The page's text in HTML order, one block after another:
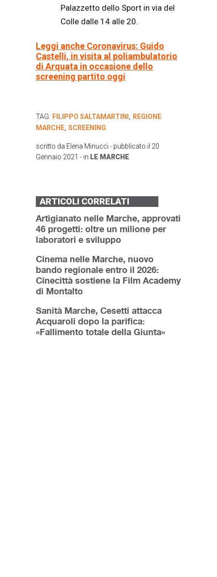
Palazzetto dello Sport in via del
Colle dalle 14 alle 20.
Leggi anche Coronavirus: Guido
Castelli, in visita al poliambulatorio
di Arquata in occasione dello
screening partito oggi
TAG: FILIPPO SALTAMARTINI , REGIONE
MARCHE, SCREENING
scritto da Elena Minucci - pubblicato il 20
Gennaio 2021 - in LE MARCHE
ARTICOLI CORRELATI
Artigianato nelle Marche, approvati
46 progetti: oltre un milione per
laboratori e sviluppo
Cinema nelle Marche, nuovo
bando regionale entro il 2026:
Cinecittà sostiene la Film Academy
di Montalto
Sanità Marche, Cesetti attacca
Acquaroli dopo la parifica:
«Fallimento totale della Giunta»